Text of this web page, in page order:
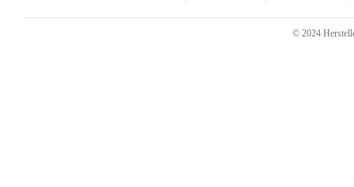
© 2024